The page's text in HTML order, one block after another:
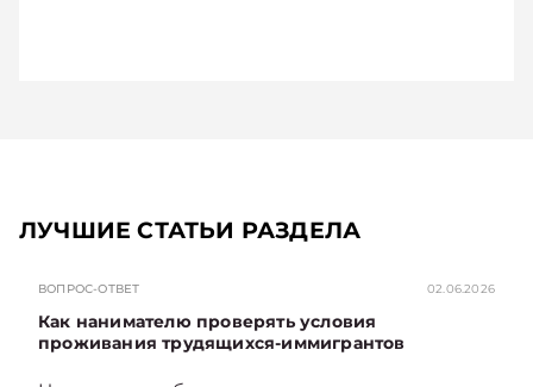
ЛУЧШИЕ СТАТЬИ РАЗДЕЛА
ВОПРОС-ОТВЕТ 02.06.2026
Как нанимателю проверять условия
проживания трудящихся-иммигрантов